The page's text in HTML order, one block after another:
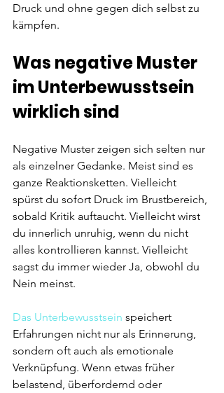
Druck und ohne gegen dich selbst zu
kämpfen.
Was negative Muster
im Unterbewusstsein
wirklich sind
Negative Muster zeigen sich selten nur
als einzelner Gedanke. Meist sind es
ganze Reaktionsketten. Vielleicht
spürst du sofort Druck im Brustbereich,
sobald Kritik auftaucht. Vielleicht wirst
du innerlich unruhig, wenn du nicht
alles kontrollieren kannst. Vielleicht
sagst du immer wieder Ja, obwohl du
Nein meinst.
Das Unterbewusstsein speichert
Erfahrungen nicht nur als Erinnerung,
sondern oft auch als emotionale
Verknüpfung. Wenn etwas früher
belastend, überfordernd oder